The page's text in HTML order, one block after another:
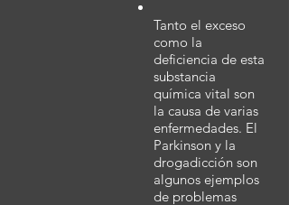
Tanto el exceso
como la
deficiencia de esta
substancia
química vital son
la causa de varias
enfermedades. El
Parkinson y la
drogadicción son
algunos ejemplos
de problemas